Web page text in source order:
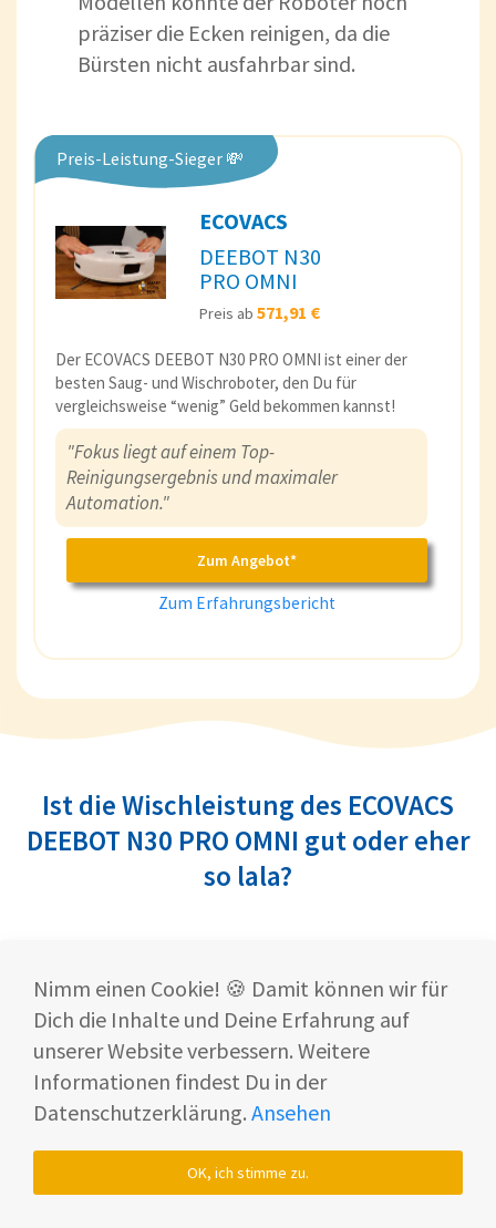
präziser die Ecken reinigen, da die
Bürsten nicht ausfahrbar sind.
Preis-Leistung-Sieger 💸
ECOVACS
DEEBOT N30
PRO OMNI
Preis ab 571,91 €
Der ECOVACS DEEBOT N30 PRO OMNI ist einer der
besten Saug- und Wischroboter, den Du für
vergleichsweise “wenig” Geld bekommen kannst!
"Fokus liegt auf einem Top-
Reinigungsergebnis und maximaler
Automation."
Zum Angebot*
Zum Erfahrungsbericht
Ist die Wischleistung des ECOVACS
DEEBOT N30 PRO OMNI gut oder eher
so lala?
Wischenauf die bewährteOZMO Turbo 2.0
Technologie.
Die rotierenden Wischpads sollen Deine Böden
sogar von eingetrocknetem Schmutz entfernen
Falls Du nicht nur saubere Böden, sondern auch
Nimm einen Cookie! 🍪 Damit können wir für
Dich die Inhalte und Deine Erfahrung auf
unserer Website verbessern. Weitere
Informationen findest Du in der
Datenschutzerklärung. Ansehen
OK, ich stimme zu.